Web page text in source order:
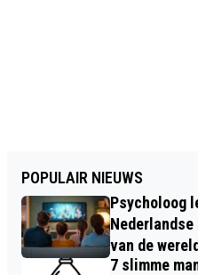
POPULAIR NIEUWS
Psycholoog
van de
7 slimme